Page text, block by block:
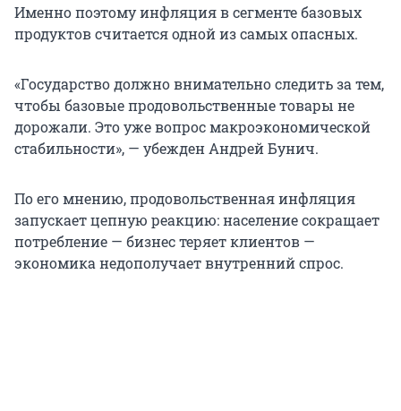
Именно поэтому инфляция в сегменте базовых
продуктов считается одной из самых опасных.
«Государство должно внимательно следить за тем,
чтобы базовые продовольственные товары не
дорожали. Это уже вопрос макроэкономической
стабильности», — убежден Андрей Бунич.
По его мнению, продовольственная инфляция
запускает цепную реакцию: население сокращает
потребление — бизнес теряет клиентов —
экономика недополучает внутренний спрос.